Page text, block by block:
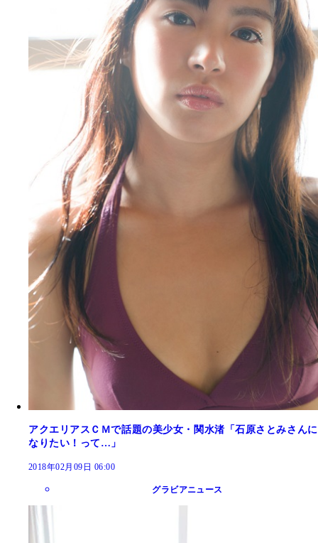
アクエリアスＣＭで話題の美少女・関水渚「石原さとみさんに
なりたい！って…」
2018年02月09日 06:00
グラビアニュース